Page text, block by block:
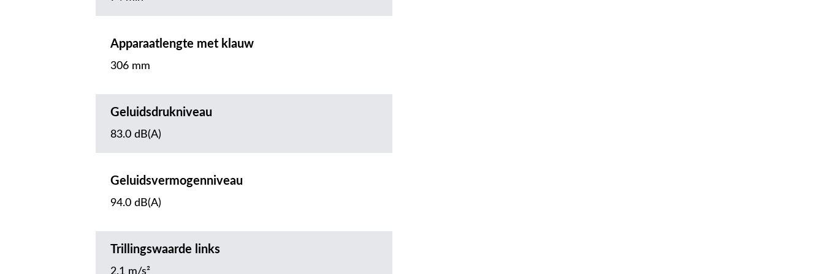
Apparaatlengte met klauw
306 mm
Geluidsdrukniveau
83.0 dB(A)
Geluidsvermogenniveau
94.0 dB(A)
Trillingswaarde links
2.1 m/s²